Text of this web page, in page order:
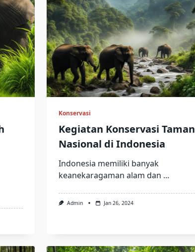
Konservasi
Kegiatan Konservasi Taman
Nasional di Indonesia
Indonesia memiliki banyak
keanekaragaman alam dan ...
Admin Jan 26, 2024